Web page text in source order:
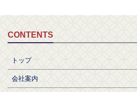
CONTENTS
トップ
会社案内